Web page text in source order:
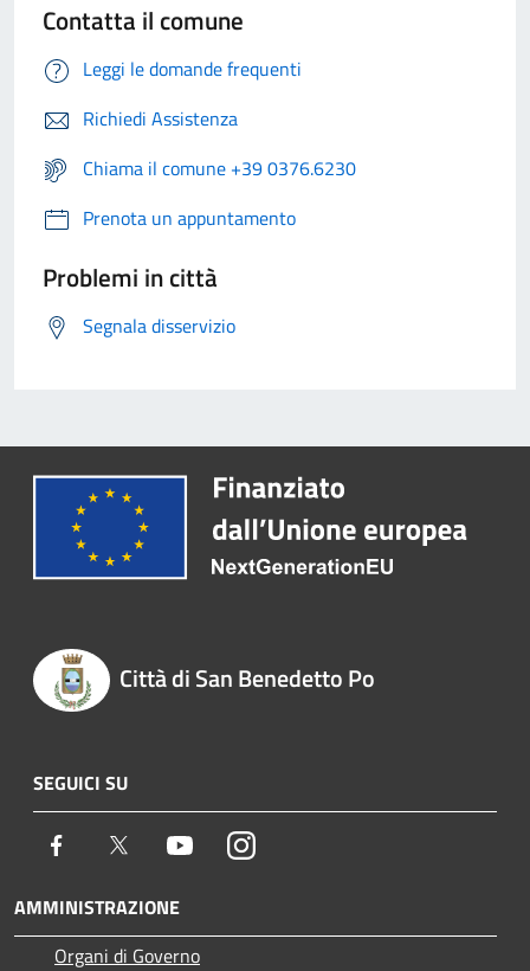
Contatta il comune
Leggi le domande frequenti
Richiedi Assistenza
Chiama il comune +39 0376.6230
Prenota un appuntamento
Problemi in città
Segnala disservizio
Città di San Benedetto Po
SEGUICI SU
Facebook Twitter YoutubeInstagram
AMMINISTRAZIONE
Organi di Governo